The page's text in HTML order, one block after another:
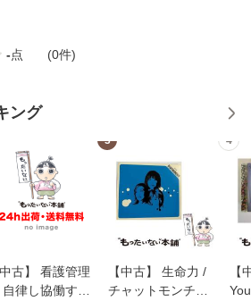
-点 (0件)
ング
中古】 看護管理
律し協働する
3
【中古】 生命力 /
チャットモンチー /
4
【